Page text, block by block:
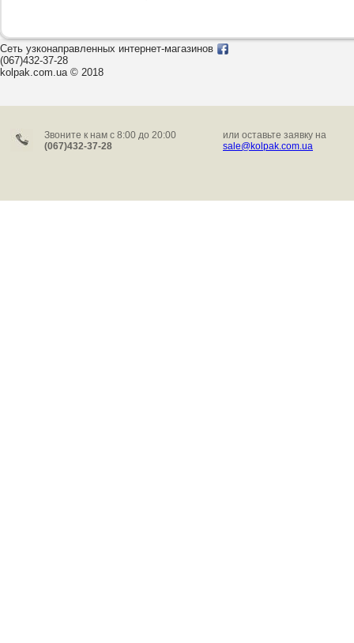
Сеть узконаправленных интернет-магазинов
(067)432-37-28
kolpak.com.ua © 2018
Звоните к нам c 8:00 до 20:00
(067)432-37-28
или оставьте заявку на
sale@kolpak.com.ua